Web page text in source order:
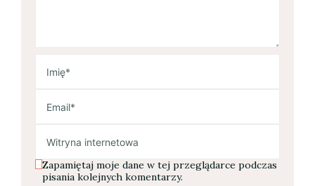
Zapamiętaj moje dane w tej przeglądarce podczas
pisania kolejnych komentarzy.